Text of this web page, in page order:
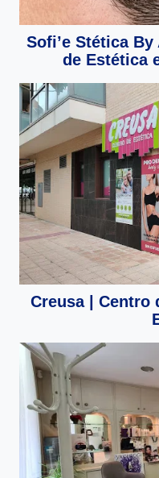
Sofi’e Stética
de Estética
Creusa | Centro